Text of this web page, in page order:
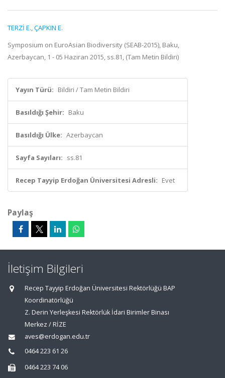
TERZİ E.,ÇAPKIN E.
Symposium on EuroAsian Biodiversity (SEAB-2015), Baku,
Azerbaycan, 1 - 05 Haziran 2015, ss.81, (Tam Metin Bildiri)
Yayın Türü: Bildiri / Tam Metin Bildiri
Basıldığı Şehir: Baku
Basıldığı Ülke: Azerbaycan
Sayfa Sayıları: ss.81
Recep Tayyip Erdoğan Üniversitesi Adresli: Evet
Paylaş
İletişim Bilgileri
Recep Tayyip Erdoğan Üniversitesi Rektörlüğü BAP
Koordinatörlüğü
Z. Derin Yerleşkesi Rektörlük İdari Birimler Binası
Merkez / RİZE
aves@erdogan.edu.tr
0464 223 61 26
0464 223 74 06